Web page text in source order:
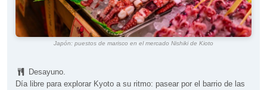
Japón: puestos de marisco en el mercado Nishiki de Kioto
Desayuno.
Día libre para explorar Kyoto a su ritmo: pasear por el barrio de las